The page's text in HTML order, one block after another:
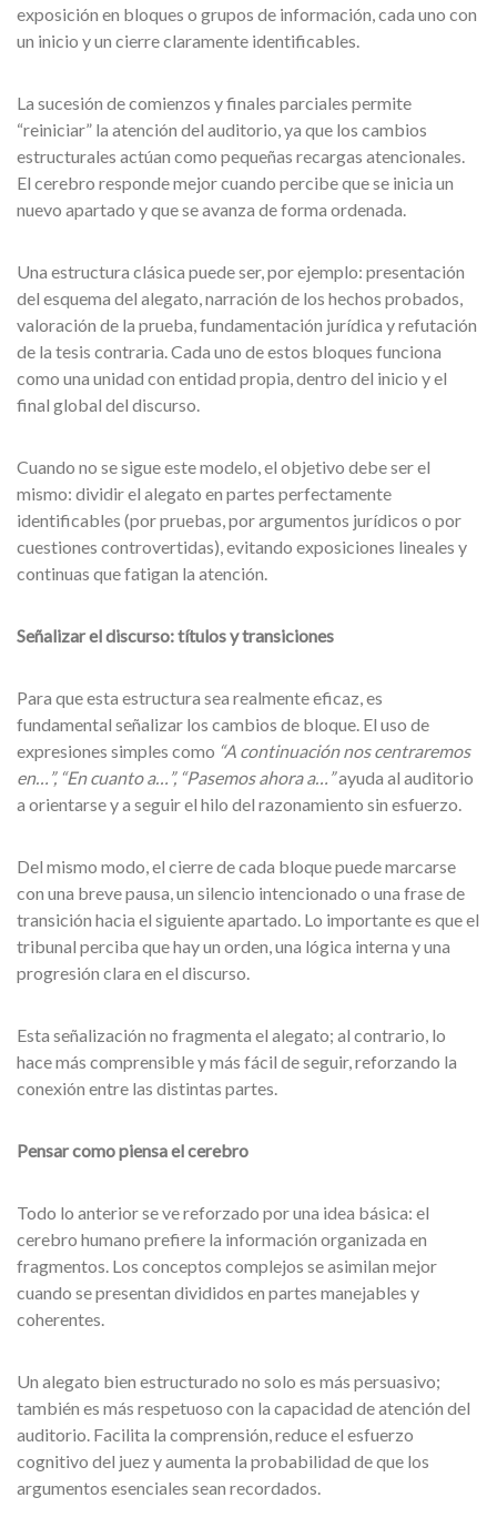
exposición en bloques o grupos de información, cada uno con
un inicio y un cierre claramente identificables.
La sucesión de comienzos y finales parciales permite
“reiniciar” la atención del auditorio, ya que los cambios
estructurales actúan como pequeñas recargas atencionales.
El cerebro responde mejor cuando percibe que se inicia un
nuevo apartado y que se avanza de forma ordenada.
Una estructura clásica puede ser, por ejemplo: presentación
del esquema del alegato, narración de los hechos probados,
valoración de la prueba, fundamentación jurídica y refutación
de la tesis contraria. Cada uno de estos bloques funciona
como una unidad con entidad propia, dentro del inicio y el
final global del discurso.
Cuando no se sigue este modelo, el objetivo debe ser el
mismo: dividir el alegato en partes perfectamente
identificables (por pruebas, por argumentos jurídicos o por
cuestiones controvertidas), evitando exposiciones lineales y
continuas que fatigan la atención.
Señalizar el discurso: títulos y transiciones
Para que esta estructura sea realmente eficaz, es
fundamental señalizar los cambios de bloque. El uso de
expresiones simples como “A continuación nos centraremos
en…”, “En cuanto a…”, “Pasemos ahora a…”ayuda al auditorio
a orientarse y a seguir el hilo del razonamiento sin esfuerzo.
Del mismo modo, el cierre de cada bloque puede marcarse
con una breve pausa, un silencio intencionado o una frase de
transición hacia el siguiente apartado. Lo importante es que el
tribunal perciba que hay un orden, una lógica interna y una
progresión clara en el discurso.
Esta señalización no fragmenta el alegato; al contrario, lo
hace más comprensible y más fácil de seguir, reforzando la
conexión entre las distintas partes.
Pensar como piensa el cerebro
Todo lo anterior se ve reforzado por una idea básica: el
cerebro humano prefiere la información organizada en
fragmentos. Los conceptos complejos se asimilan mejor
cuando se presentan divididos en partes manejables y
coherentes.
Un alegato bien estructurado no solo es más persuasivo;
también es más respetuoso con la capacidad de atención del
auditorio. Facilita la comprensión, reduce el esfuerzo
cognitivo del juez y aumenta la probabilidad de que los
argumentos esenciales sean recordados.